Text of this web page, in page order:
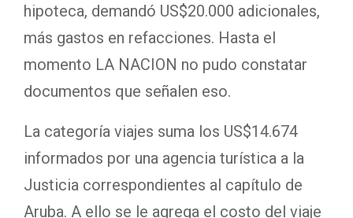
hipoteca, demandó US$20.000 adicionales,
más gastos en refacciones. Hasta el
momento LA NACION no pudo constatar
documentos que señalen eso.
La categoría viajes suma los US$14.674
informados por una agencia turística a la
Justicia correspondientes al capítulo de
Aruba. A ello se le agrega el costo del viaje